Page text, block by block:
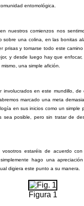
entomológica.
nuestros comienzos nos
sobre una colina, en las bonitas
prisas y tomarse todo este
y desde luego hay que
una simple afición.
involucrados en este mundillo, de
marcado una meta
en sus inicios como un simple
sea posible, pero sin tratar de
estaréis de acuerdo
hago una
digiera este punto a su manera.
Figura 1